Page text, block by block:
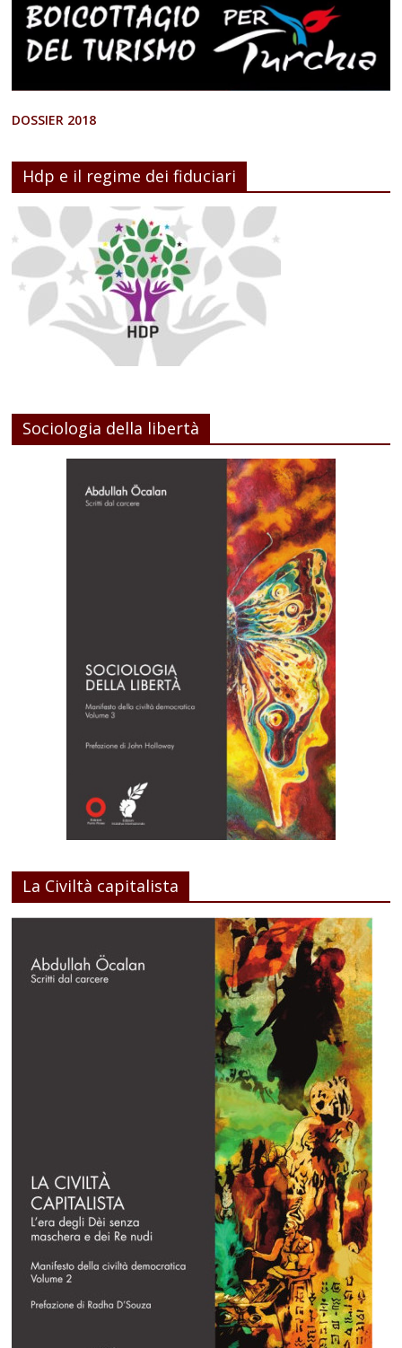
DOSSIER 2018
Hdp e il regime dei fiduciari
Sociologia della libertà
La Civiltà capitalista